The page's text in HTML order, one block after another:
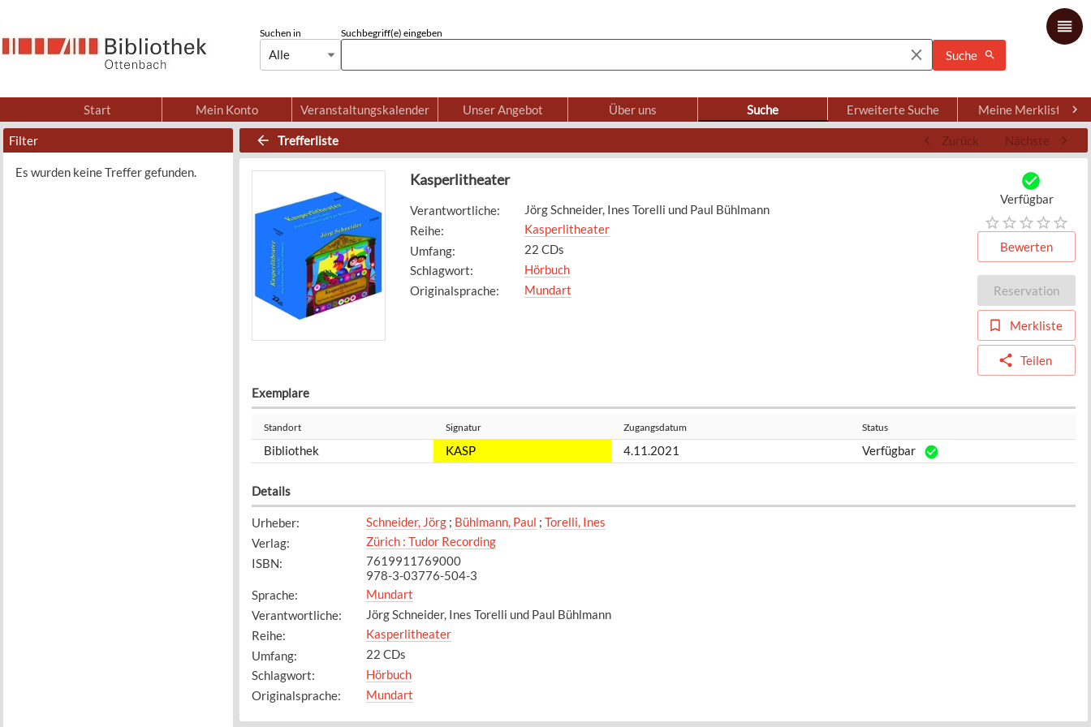
Suchen in
Alle
Suchbegriff(e) eingeben
Suche
Start Mein Konto Veranstaltungskalender Unser Angebot Über uns Suche Erweiterte Suche Meine Merkliste
Filter
Es wurden keine Treffer gefunden.
Trefferliste Zurück Nächste
Kasperlitheater
Verantwortliche:
Jörg Schneider, Ines Torelli und Paul Bühlmann
Reihe:
Kasperlitheater
Umfang:
22 CDs
Schlagwort:
Hörbuch
Originalsprache: Mundart
Verfügbar
Bewerten
Reservation
Merkliste
Teilen
Exemplare
Standort Signatur Zugangsdatum Status
Bibliothek KASP 4.11.2021 Verfügbar
Details
Urheber: Schneider, Jörg; Bühlmann, Paul ; Torelli, Ines
Verlag:
Zürich : Tudor Recording
ISBN:
7619911769000
978-3-03776-504-3
Sprache:
Mundart
Verantwortliche:
Jörg Schneider, Ines Torelli und Paul Bühlmann
Reihe:
Kasperlitheater
Umfang:
22 CDs
Schlagwort:
Hörbuch
Originalsprache: Mundart